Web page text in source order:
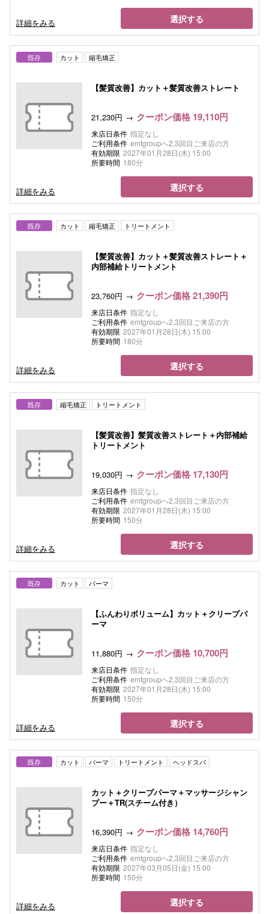
詳細をみる 選択する
既存 カット 縮毛矯正
【髪質改善】カット＋髪質改善ストレート
21,230円 クーポン価格 19,110円
来店日条件 指定なし
ご利用条件 emtgroupへ2,3回目ご来店の方
有効期限 2027年01月28日(木) 15:00
所要時間 180分
詳細をみる 選択する
既存 カット 縮毛矯正 トリートメント
【髪質改善】カット＋髪質改善ストレート＋
内部補給トリートメント
23,760円 クーポン価格 21,390円
来店日条件 指定なし
ご利用条件 emtgroupへ2,3回目ご来店の方
有効期限 2027年01月28日(木) 15:00
所要時間 180分
詳細をみる 選択する
既存 縮毛矯正 トリートメント
【髪質改善】髪質改善ストレート＋内部補給
トリートメント
19,030円 クーポン価格 17,130円
来店日条件 指定なし
ご利用条件 emtgroupへ2,3回目ご来店の方
有効期限 2027年01月28日(木) 15:00
所要時間 150分
詳細をみる 選択する
既存 カット パーマ
【ふんわりボリューム】カット＋クリープパ
ーマ
11,880円 クーポン価格 10,700円
来店日条件 指定なし
ご利用条件 emtgroupへ2,3回目ご来店の方
有効期限 2027年01月28日(木) 15:00
所要時間 150分
詳細をみる 選択する
既存 カット パーマ トリートメント ヘッドスパ
カット＋クリープパーマ＋マッサージシャン
プー＋TR(スチーム付き）
16,390円 クーポン価格 14,760円
来店日条件 指定なし
ご利用条件 emtgroupへ2,3回目ご来店の方
有効期限 2027年03月05日(金) 15:00
所要時間 150分
詳細をみる 選択する